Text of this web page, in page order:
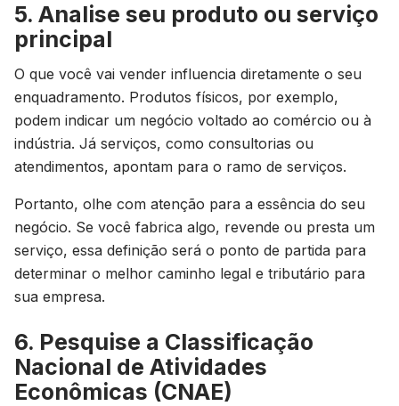
5. Analise seu produto ou serviço
principal
O que você vai vender influencia diretamente o seu
enquadramento. Produtos físicos, por exemplo,
podem indicar um negócio voltado ao comércio ou à
indústria. Já serviços, como consultorias ou
atendimentos, apontam para o ramo de serviços.
Portanto, olhe com atenção para a essência do seu
negócio. Se você fabrica algo, revende ou presta um
serviço, essa definição será o ponto de partida para
determinar o melhor caminho legal e tributário para
sua empresa.
6. Pesquise a Classificação
Nacional de Atividades
Econômicas (CNAE)